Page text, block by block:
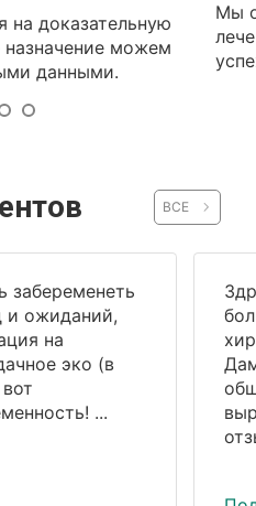
доказательную
можем
данными.
Мы
ВСЕ
забеременеть
и ожиданий,
на
эко (в
...